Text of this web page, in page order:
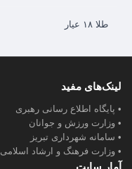
طلا ۱۸ عیار
لینک‌های مفید
• پایگاه اطلاع رسانی رهبری
• وزارت ورزش و جوانان
• سامانه شهرداری تبریز
• وزارت فرهنگ و ارشاد اسلامی
آمار سایت